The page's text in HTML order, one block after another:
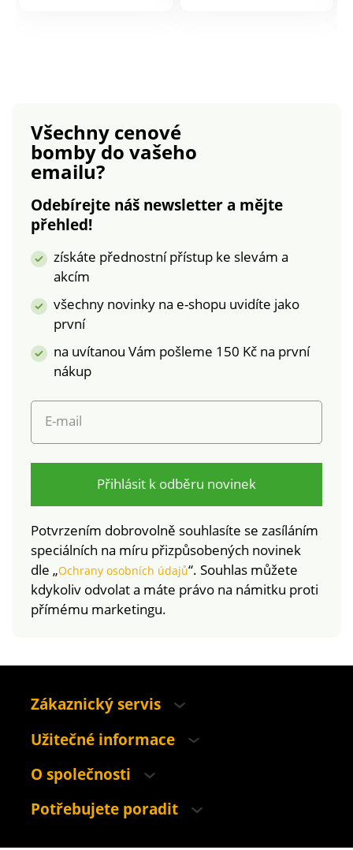
V. V horní části
rukávů nařasení.
Rukávy v délce pod
pružným zúžením.
Rovný spodní lem.
vyroben z viskózy
EcoVero Lenzing?,
ekologičtějšího
vlákna, které
respektuje planetu.
Pochází ze surovin
certifikovaných za
výrobním procesu
bylo spotřebováno
méně vody. Menší
dopad na životní
prostředí ve srovnání
rozšířeném spodním
pračce.
Všechny cenové
bombydo vašeho
emailu?
Odebírejte náš newsletter a mějte
přehled!
získáte přednostní přístup ke slevám a
akcím
všechny novinky na e-shopu uvidíte jako
první
na uvítanou Vám pošleme 150 Kč na první
nákup
E-mail
Přihlásit k odběru novinek
Potvrzením dobrovolně souhlasíte se zasíláním
speciálních na míru přizpůsobených novinek
dle „Ochrany osobních údajů“. Souhlas můžete
kdykoliv odvolat a máte právo na námitku proti
přímému marketingu.
Zákaznický servis
Užitečné informace
O společnosti
Potřebujete poradit